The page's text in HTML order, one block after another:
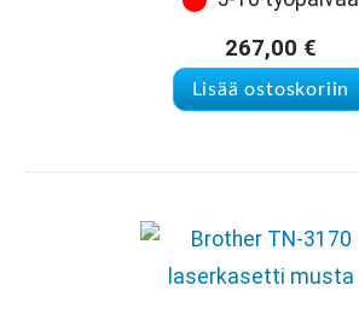
267,00 €
Lisää ostoskoriin